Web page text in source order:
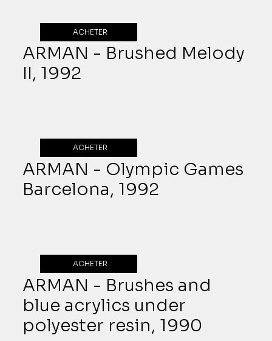
ARMAN - Brushed Melody
II, 1992
ACHETER
ARMAN - Olympic Games
Barcelona, 1992
ACHETER
ARMAN - Brushes and
blue acrylics under
polyester resin, 1990
ACHETER